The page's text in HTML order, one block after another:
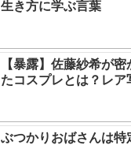
生き方に学ぶ言葉
【暴露】佐藤紗希が
たコスプレとは？レア
ぶつかりおばさんは特